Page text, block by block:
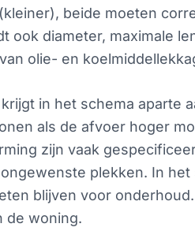
beide moeten
ook diameter, maximale
olie- en
in het schema aparte
als de afvoer hoger
zijn vaak
plekken. In
blijven voor
de woning.